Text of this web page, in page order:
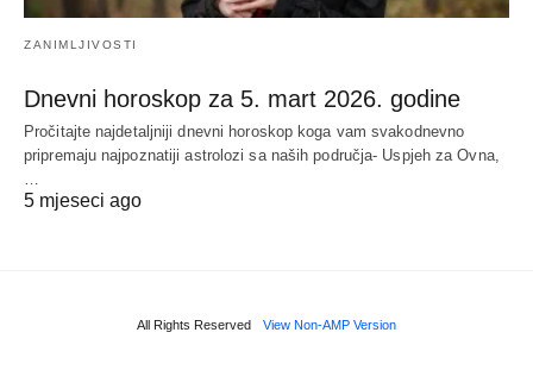
ZANIMLJIVOSTI
Dnevni horoskop za 5. mart 2026. godine
Pročitajte najdetaljniji dnevni horoskop koga vam svakodnevno
pripremaju najpoznatiji astrolozi sa naših područja- Uspjeh za Ovna,
5 mjeseci ago
All Rights Reserved View Non-AMP Version